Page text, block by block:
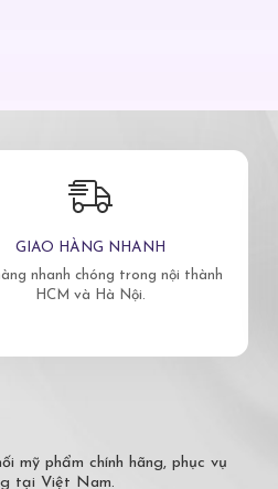
GIAO HÀNG NHANH
nhanh chóng trong nội thành
HCM và Hà Nội.
mỹ phẩm chính hãng, phục vụ
tại Việt Nam.